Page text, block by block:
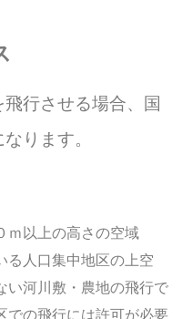
行させる場合、国
ります。
ｍ以上の高さの空域
る人口集中地区の上空
河川敷・農地の飛行で
での飛行には許可が必要